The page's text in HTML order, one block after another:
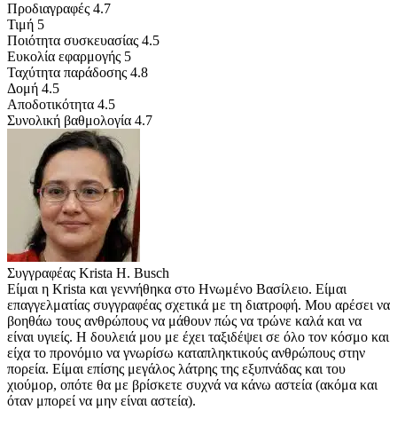
Προδιαγραφές 4.7
Τιμή 5
Ποιότητα συσκευασίας 4.5
Ευκολία εφαρμογής 5
Ταχύτητα παράδοσης 4.8
Δομή 4.5
Αποδοτικότητα 4.5
Συνολική βαθμολογία 4.7
Συγγραφέας Krista H. Busch
Είμαι η Krista και γεννήθηκα στο Ηνωμένο Βασίλειο. Είμαι
επαγγελματίας συγγραφέας σχετικά με τη διατροφή. Μου αρέσει να
βοηθάω τους ανθρώπους να μάθουν πώς να τρώνε καλά και να
είναι υγιείς. Η δουλειά μου με έχει ταξιδέψει σε όλο τον κόσμο και
είχα το προνόμιο να γνωρίσω καταπληκτικούς ανθρώπους στην
πορεία. Είμαι επίσης μεγάλος λάτρης της εξυπνάδας και του
χιούμορ, οπότε θα με βρίσκετε συχνά να κάνω αστεία (ακόμα και
όταν μπορεί να μην είναι αστεία).